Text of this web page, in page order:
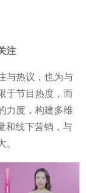
注
与热议，也为与
于节目热度，而
力度，构建多维
和线下营销，与
。